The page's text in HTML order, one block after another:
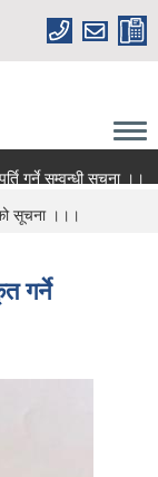
गर्ने सम्वन्धी सूचना ।।
सूचना ।।।
गर्ने